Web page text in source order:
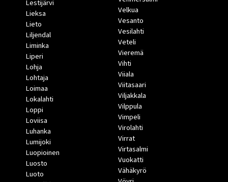
Lestijärvi
Lieksa
Lieto
Liljendal
Liminka
Liperi
Lohja
Lohtaja
Loimaa
Lokalahti
Loppi
Loviisa
Luhanka
Lumijoki
Luopioinen
Luosto
Luoto
Velkua
Vesanto
Vesilahti
Veteli
Vieremä
Vihti
Viiala
Viitasaari
Viljakkala
Vilppula
Vimpeli
Virolahti
Virrat
Virtasalmi
Vuokatti
Vähäkyrö